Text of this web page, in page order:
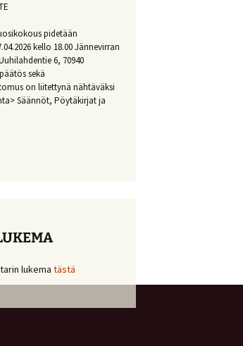
pidetään
kello 18.00 Jännevirran
6, 70940
sekä
on liitettynä nähtäväksi
Säännöt, Pöytäkirjat ja
lukema tästä